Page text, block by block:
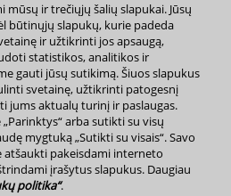
Kopijuoti ir platinti
be autorių sutikimo draudžiama.
mūsų ir trečiųjų šalių slapukai. Jūsų
būtinųjų slapukų, kurie padeda
ir užtikrinti jos apsaugą,
statistikos, analitikos ir
gauti jūsų sutikimą. Šiuos slapukus
svetainę, užtikrinti patogesnį
jums aktualų turinį ir paslaugas.
arba sutikti su visų
mygtuką „Sutikti su visais“. Savo
atšaukti pakeisdami interneto
įrašytus slapukus. Daugiau
politika“.